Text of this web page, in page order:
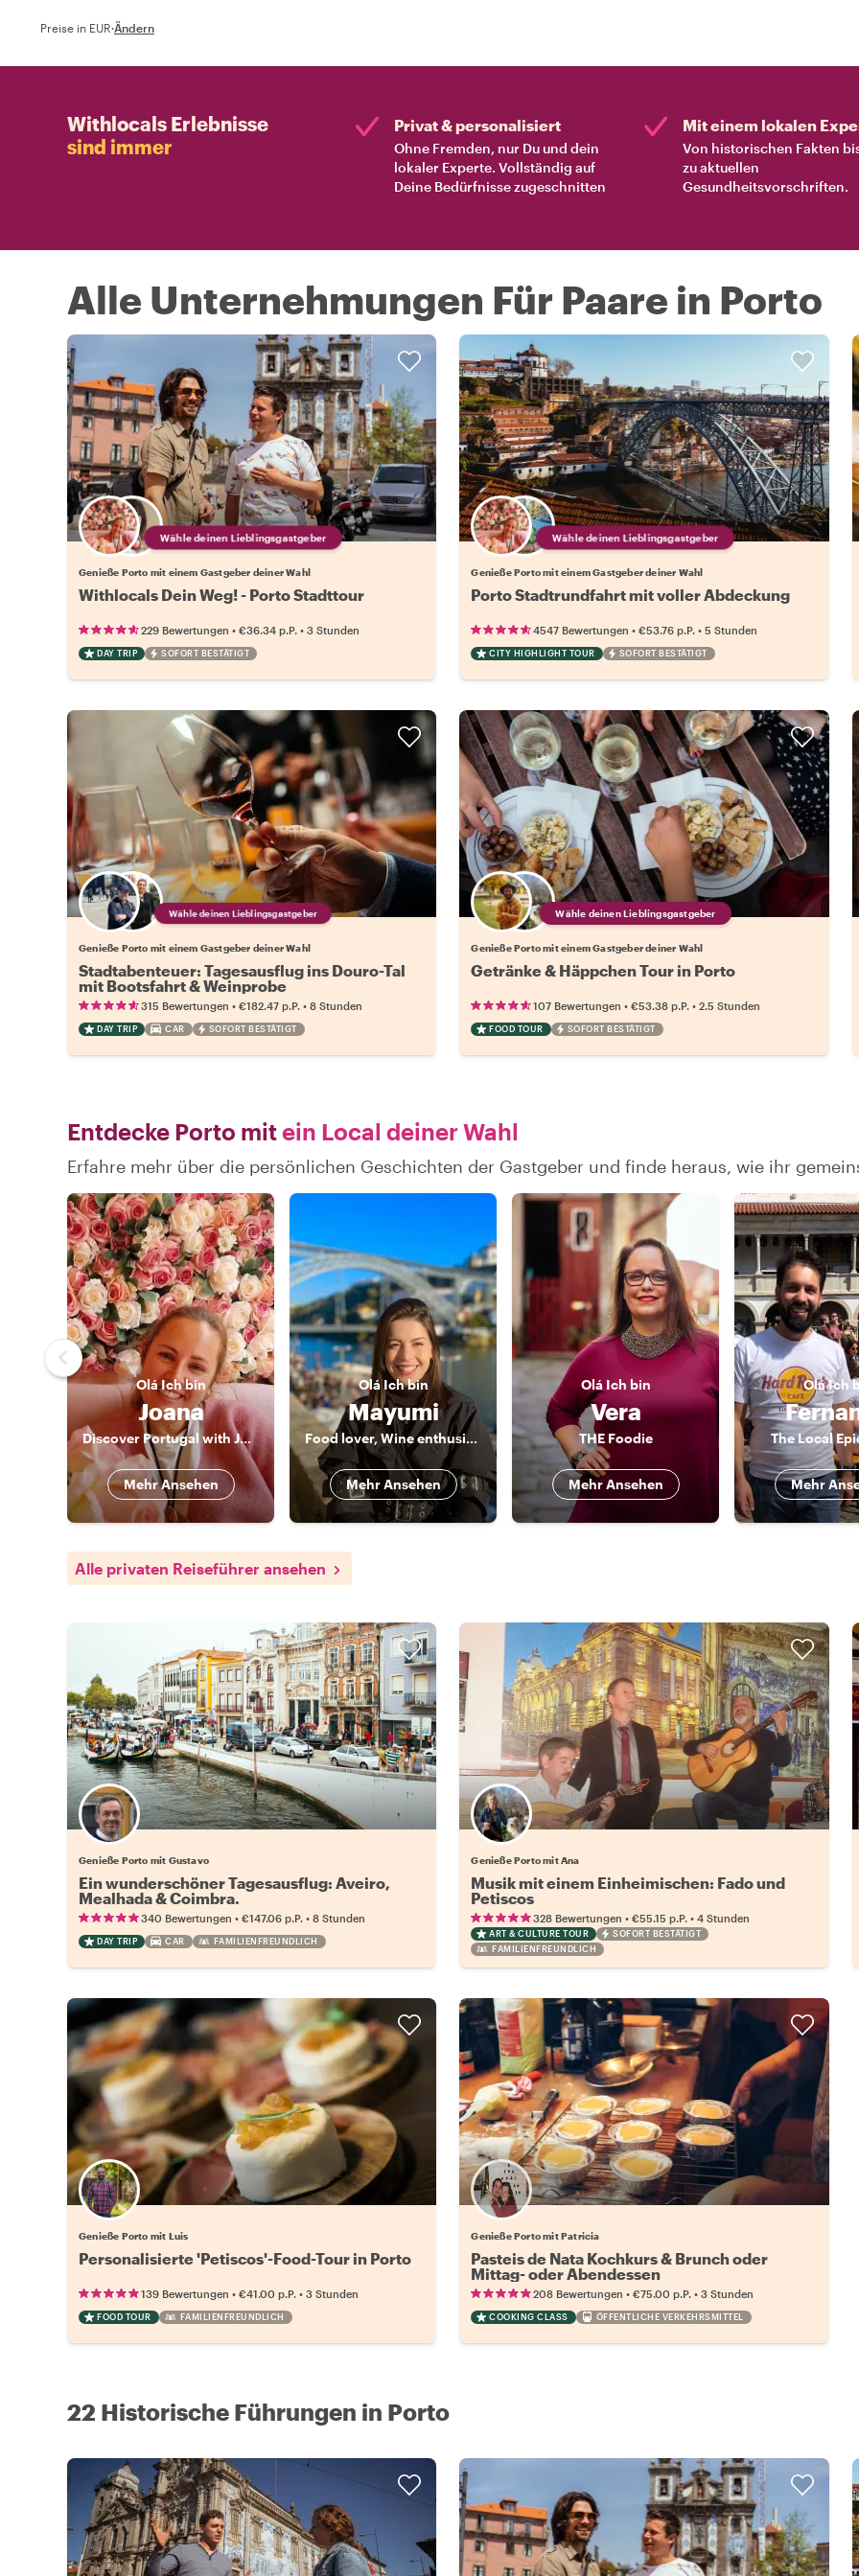
Preise in EUR·Ändern
Withlocals Erlebnisse
sind immer
Privat & personalisiert
Ohne Fremden, nur Du und dein
lokaler Experte. Vollständig auf
Deine Bedürfnisse zugeschnitten
Mit einem lokalen
Von historischen Fakten
zu aktuellen
Gesundheitsvorschriften.
Alle Unternehmungen Für Paare in Porto
Wähle deinen Lieblingsgastgeber
Genieße Porto mit einem Gastgeber deiner Wahl
Withlocals Dein Weg! - Porto Stadttour
229 Bewertungen • €36.34 p.P. • 3 Stunden
DAY TRIP SOFORT BESTÄTIGT
Wähle deinen Lieblingsgastgeber
Genieße Porto mit einem Gastgeber deiner Wahl
Porto Stadtrundfahrt mit voller Abdeckung
4547 Bewertungen •€53.76 p.P. •5 Stunden
CITY HIGHLIGHT TOUR SOFORT BESTÄTIGT
Wähle deinen Lieblingsgastgeber
Genieße Porto mit einem Gastgeber deiner Wahl
Stadtabenteuer: Tagesausflug ins Douro-Tal
mit Bootsfahrt & Weinprobe
315 Bewertungen • €182.47 p.P. • 8 Stunden
DAY TRIP CAR SOFORT BESTÄTIGT
Wähle deinen Lieblingsgastgeber
Genieße Porto mit einem Gastgeber deiner Wahl
Getränke & Häppchen Tour in Porto
107 Bewertungen •€53.38 p.P. •2.5 Stunden
FOOD TOUR SOFORT BESTÄTIGT
Entdecke Porto mitein Local deiner Wahl
Erfahre mehr über die persönlichen Geschichten der Gastgeber und finde heraus, wie ihr
OláIch bin
Joana
Discover Portugal with Joana!
Mehr Ansehen
Olá Ich bin
Mayumi
Food lover, Wine enthusiast, History buff!
Mehr Ansehen
Olá Ich bin
Vera
THE Foodie
Mehr Ansehen
OláIch
The Local
Mehr
Alle privaten Reiseführer ansehen
Genieße Porto mit Gustavo
Ein wunderschöner Tagesausflug: Aveiro,
Mealhada & Coimbra.
340 Bewertungen • €147.06 p.P. • 8 Stunden
DAY TRIP CAR FAMILIENFREUNDLICH
Genieße Porto mit Ana
Musik mit einem Einheimischen: Fado und
Petiscos
328 Bewertungen •€55.15 p.P. •4 Stunden
ART & CULTURE TOUR
SOFORT BESTÄTIGT
FAMILIENFREUNDLICH
Genieße Porto mit Luis
Personalisierte 'Petiscos'-Food-Tour in Porto
139 Bewertungen • €41.00 p.P. • 3 Stunden
FOOD TOUR FAMILIENFREUNDLICH
Genieße Porto mit Patricia
Pasteis de Nata Kochkurs & Brunch oder
Mittag- oder Abendessen
208 Bewertungen •€75.00 p.P. •3 Stunden
COOKING CLASS ÖFFENTLICHE VERKEHRSMITTEL
22 Historische Führungen in Porto